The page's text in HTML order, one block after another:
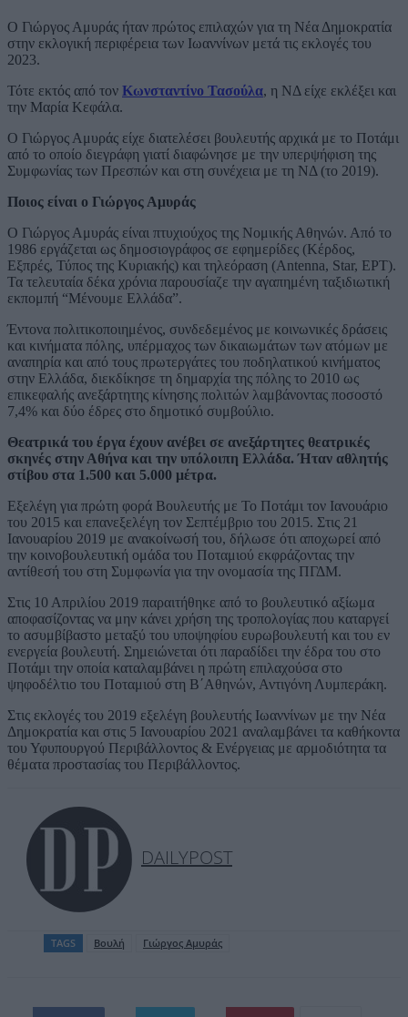
Ο Γιώργος Αμυράς ήταν πρώτος επιλαχών για τη Νέα Δημοκρατία
στην εκλογική περιφέρεια των Ιωαννίνων μετά τις εκλογές του
2023.
Τότε εκτός από τον Κωνσταντίνο Τασούλα, η ΝΔ είχε εκλέξει και
την Μαρία Κεφάλα.
Ο Γιώργος Αμυράς είχε διατελέσει βουλευτής αρχικά με το Ποτάμι
από το οποίο διεγράφη γιατί διαφώνησε με την υπερψήφιση της
Συμφωνίας των Πρεσπών και στη συνέχεια με τη ΝΔ (το 2019).
Ποιος είναι ο Γιώργος Αμυράς
Ο Γιώργος Αμυράς είναι πτυχιούχος της Νομικής Αθηνών. Από το
1986 εργάζεται ως δημοσιογράφος σε εφημερίδες (Κέρδος,
Εξπρές, Τύπος της Κυριακής) και τηλεόραση (Antenna, Star, ΕΡΤ).
Τα τελευταία δέκα χρόνια παρουσίαζε την αγαπημένη ταξιδιωτική
εκπομπή “Μένουμε Ελλάδα”.
Έντονα πολιτικοποιημένος, συνδεδεμένος με κοινωνικές δράσεις
και κινήματα πόλης, υπέρμαχος των δικαιωμάτων των ατόμων με
αναπηρία και από τους πρωτεργάτες του ποδηλατικού κινήματος
στην Ελλάδα, διεκδίκησε τη δημαρχία της πόλης το 2010 ως
επικεφαλής ανεξάρτητης κίνησης πολιτών λαμβάνοντας ποσοστό
7,4% και δύο έδρες στο δημοτικό συμβούλιο.
Θεατρικά του έργα έχουν ανέβει σε ανεξάρτητες θεατρικές
σκηνές στην Αθήνα και την υπόλοιπη Ελλάδα. Ήταν αθλητής
στίβου στα 1.500 και 5.000 μέτρα.
Εξελέγη για πρώτη φορά Βουλευτής με Το Ποτάμι τον Ιανουάριο
του 2015 και επανεξελέγη τον Σεπτέμβριο του 2015. Στις 21
Ιανουαρίου 2019 με ανακοίνωσή του, δήλωσε ότι αποχωρεί από
την κοινοβουλευτική ομάδα του Ποταμιού εκφράζοντας την
αντίθεσή του στη Συμφωνία για την ονομασία της ΠΓΔΜ.
Στις 10 Απριλίου 2019 παραιτήθηκε από το βουλευτικό αξίωμα
αποφασίζοντας να μην κάνει χρήση της τροπολογίας που καταργεί
το ασυμβίβαστο μεταξύ του υποψηφίου ευρωβουλευτή και του εν
ενεργεία βουλευτή. Σημειώνεται ότι παραδίδει την έδρα του στο
Ποτάμι την οποία καταλαμβάνει η πρώτη επιλαχούσα στο
ψηφοδέλτιο του Ποταμιού στη Β΄Αθηνών, Αντιγόνη Λυμπεράκη.
Στις εκλογές του 2019 εξελέγη βουλευτής Ιωαννίνων με την Νέα
Δημοκρατία και στις 5 Ιανουαρίου 2021 αναλαμβάνει τα καθήκοντα
του Υφυπουργού Περιβάλλοντος & Ενέργειας με αρμοδιότητα τα
θέματα προστασίας του Περιβάλλοντος.
DAILYPOST
TAGS Βουλή Γιώργος Αμυράς